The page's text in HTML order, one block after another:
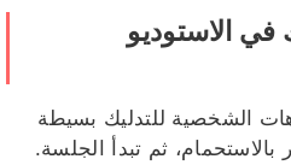
في الاستوديو
الشخصية للتدليك بسيطة
بالاستحمام، ثم تبدأ الجلسة.